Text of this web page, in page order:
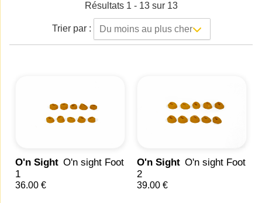
Résultats 1 - 13 sur 13
Trier par : Du moins au plus cher
O'n Sight O'n sight Foot
1
36.00 €
O'n Sight O'n sight Foot
2
39.00 €